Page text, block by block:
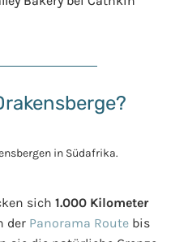
sich 1.000 Kilometer
der Panorama Route bis